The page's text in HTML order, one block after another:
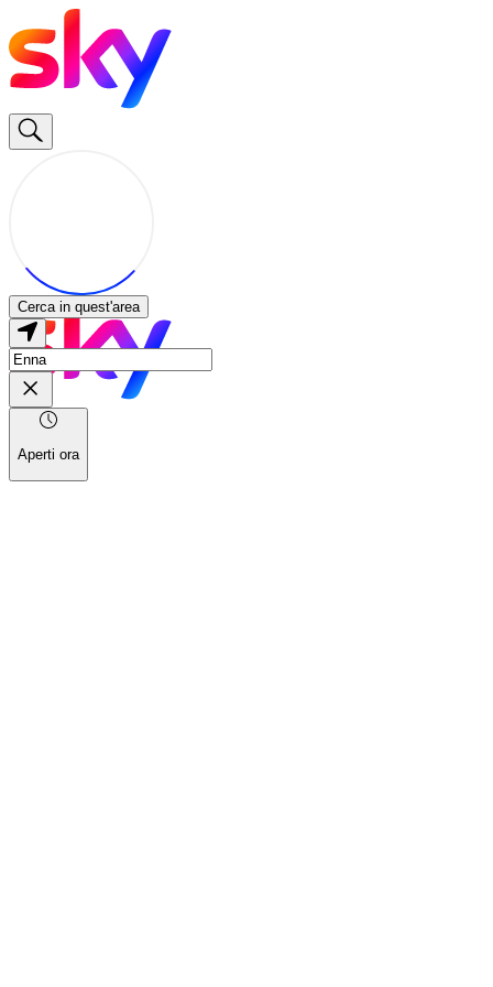
Cerca in quest'area
Aperti ora